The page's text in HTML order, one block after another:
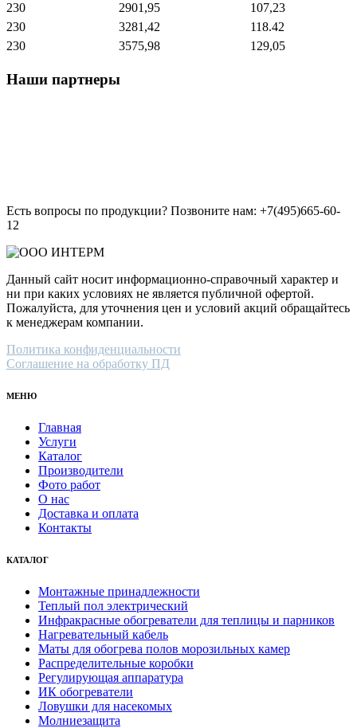
230
2901,95
107,23
230
3281,42
118.42
230
3575,98 129,05
Наши партнеры
Есть вопросы по продукции? Позвоните нам: +7(495)665-60-
12
Данный сайт носит информационно-справочный характер и
ни при каких условиях не является публичной офертой.
Пожалуйста, для уточнения цен и условий акций обращайтесь
к менеджерам компании.
Политика конфиденциальности
Соглашение на обработку ПД
МЕНЮ
Главная
Услуги
Каталог
Производители
Фото работ
О нас
Доставка и оплата
Контакты
КАТАЛОГ
Монтажные принадлежности
Теплый пол электрический
Инфракрасные обогреватели для теплицы и парников
Нагревательный кабель
Маты для обогрева полов морозильных камер
Распределительные коробки
Регулирующая аппаратура
ИК обогреватели
Ловушки для насекомых
Молниезащита